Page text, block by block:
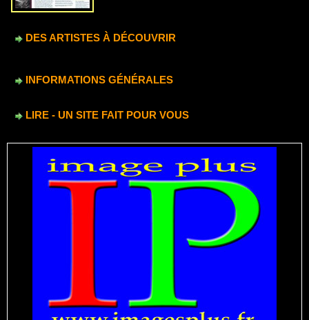
DES ARTISTES À DÉCOUVRIR
INFORMATIONS GÉNÉRALES
LIRE - UN SITE FAIT POUR VOUS